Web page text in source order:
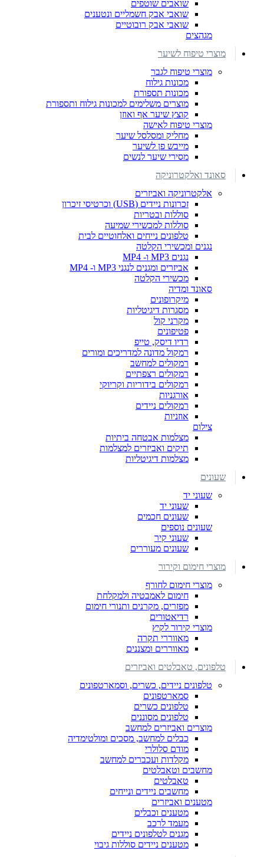
שואבים שוטפים
שואבי אבק חשמליים ונטענים
שואבי אבק רובוטיים
מגהצים
מוצרי טיפוח לשיער
מוצרי טיפוח לגבר
מכונות גילוח
מכונות תספורת
מוצרים משלימים למכונות גילוח ותספורת
קוצץ שיער אף ואוזן
מוצרי טיפוח לאישה
מחליק ומסלסל שיער
מייבש פן לשיער
מסירי שיער לנשים
סאונד ואלקטרוניקה
אלקטרוניקה ואביזרים
זכרונות ניידים (USB) וכרטיסי זיכרון
סוללות ובטריות
סוללות למכשירי שמיעה
טלפונים נייחים ואלחוטיים לבית
נגנים ומכשירי הקלטה
נגנים MP3 ו- MP4
אביזרים ומגנים לנגני MP3 ו- MP4
מכשירי הקלטה
סאונד ומדיה
מיקרופונים
מסגרות דיגיטליות
מקרני קול
פטיפונים
רדיו דיסק, טייפ
רמקול מדונה למדריכים ומורים
רמקולים למחשב
רמקולים רצפתיים
רמקולים בידוריות וקריוקי
אורגניות
רמקולים ניידים
אוזניות
צילום
מצלמות אבטחה ביתיות
תיקים ואביזרים למצלמות
מצלמות דיגיטליות
שעונים
שעוני יד
שעוני יד
שעונים חכמים
שעונים נוספים
שעוני קיר
שעונים מעוררים
מוצרי חימום וקירור
מוצרי חימום לחורף
חימום לאמבטיה ולמקלחת
מפזרים, מקרנים ותנורי חימום
רדיאטורים
מוצרי קירור לקיץ
מאווררי תקרה
מאווררים ומצננים
טלפונים, טאבלטים ואביזרים
טלפונים ניידים, כשרים, וסמארטפונים
סמארטפונים
טלפונים כשרים
טלפונים מסוננים
מוצרים ואביזרים למחשב
כבלים למחשב, מסכים ומולטימדיה
מודם סלולרי
מקלדות ועכברים למחשב
מחשבים וטאבלטים
טאבלטים
מחשבים ניידים ונייחים
מטענים ואביזרים
מטענים וכבלים
מעמד לרכב
מגנים לטלפונים ניידים
מטענים ניידים סוללות גיבוי